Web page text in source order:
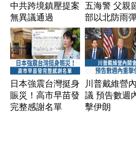
中共跨境鎮壓提案
無異議通過
五海警 父親
部以北防雨彈
日本強震台灣挺身
賑災！高市早苗發
完整感謝名單
川普戴維營
議 預告數週
擊伊朗